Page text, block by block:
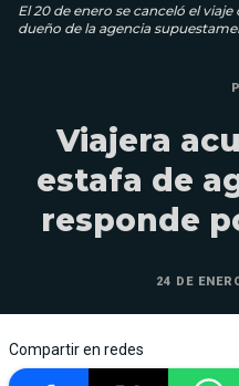
El 20 de enero se canceló el
dueño de la agencia
Viajera
estafa de
responde
24 DE
Compartir en redes